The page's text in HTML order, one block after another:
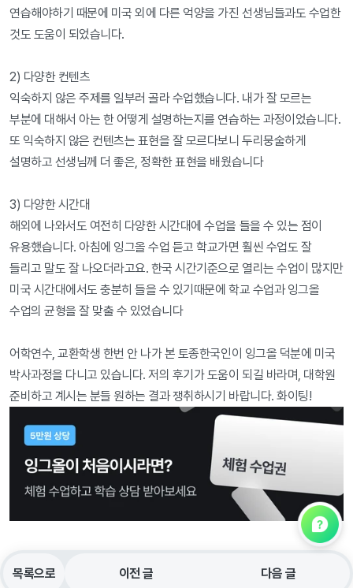
연습해야하기 때문에 미국 외에 다른 억양을 가진 선생님들과도 수업한
것도 도움이 되었습니다.
2) 다양한 컨텐츠
익숙하지 않은 주제를 일부러 골라 수업했습니다. 내가 잘 모르는
부분에 대해서 아는 한 어떻게 설명하는지를 연습하는 과정이었습니다.
또 익숙하지 않은 컨텐츠는 표현을 잘 모르다보니 두리뭉술하게
설명하고 선생님께 더 좋은, 정확한 표현을 배웠습니다
3) 다양한 시간대
해외에 나와서도 여전히 다양한 시간대에 수업을 들을 수 있는 점이
유용했습니다. 아침에 잉그올 수업 듣고 학교가면 훨씬 수업도 잘
들리고 말도 잘 나오더라고요. 한국 시간기준으로 열리는 수업이 많지만
미국 시간대에서도 충분히 들을 수 있기때문에 학교 수업과 잉그올
수업의 균형을 잘 맞출 수 있었습니다
어학연수, 교환학생 한번 안 나가 본 토종한국인이 잉그올 덕분에 미국
박사과정을 다니고 있습니다. 저의 후기가 도움이 되길 바라며, 대학원
준비하고 계시는 분들 원하는 결과 쟁취하시기 바랍니다. 화이팅!
목록으로 이전 글 다음 글